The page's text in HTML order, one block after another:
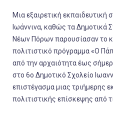
Μια εξαιρετική
Ιωάννινα, καθώς τα Δημοτικά
Νέων Πόρων παρουσίασαν το
πολιτιστικό πρόγραμμα «Ο
από την αρχαιότητα έως
στο 6ο Δημοτικό Σχολείο
επιστέγασμα μιας τριήμερης
πολιτιστικής επίσκεψης από